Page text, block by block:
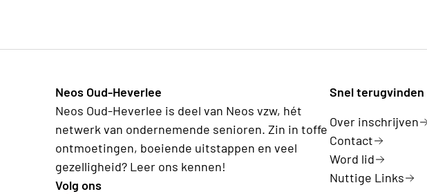
Neos Oud-Heverlee
Neos Oud-Heverlee is deel van Neos vzw, hét
netwerk van ondernemende senioren. Zin in toffe
ontmoetingen, boeiende uitstappen en veel
gezelligheid? Leer ons kennen!
Volg ons
Snel terugvinden
Over inschrijven
Contact
Word lid
Nuttige Links